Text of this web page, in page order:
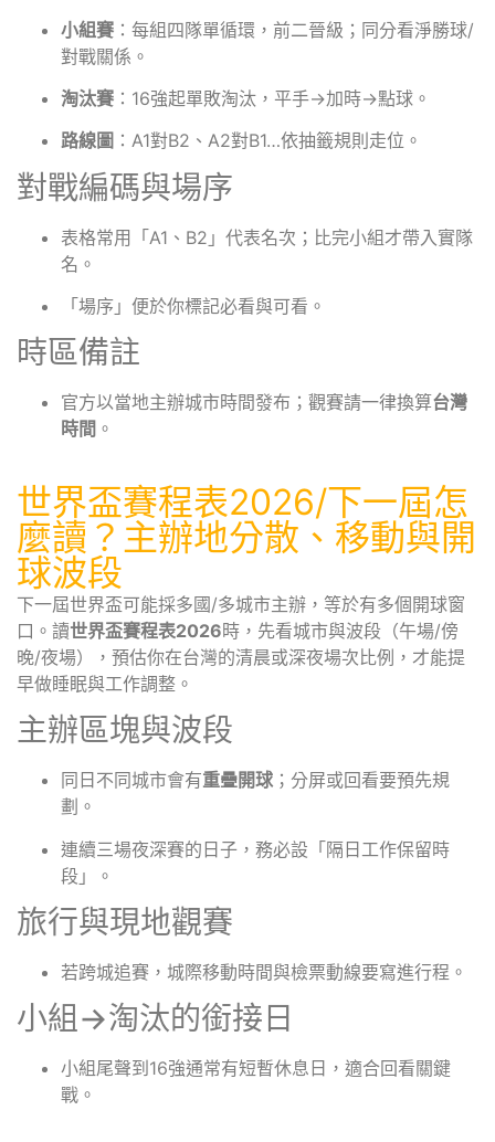
小組賽 ：每組四隊單循環，前二晉級；同分看淨勝球/
對戰關係。
淘汰賽 ：16強起單敗淘汰，平手→加時→點球。
路線圖 ：A1對B2、A2對B1…依抽籤規則走位。
對戰編碼與場序
表格常用「A1、B2」代表名次；比完小組才帶入實隊
名。
「場序」便於你標記必看與可看。
時區備註
官方以當地主辦城市時間發布；觀賽請一律換算台灣
時間 。
世界盃賽程表2026/下一屆怎
麼讀？主辦地分散、移動與開
球波段
下一屆世界盃可能採多國/多城市主辦，等於有多個開球窗
口。讀世界盃賽程表2026時，先看城市與波段（午場/傍
晚/夜場），預估你在台灣的清晨或深夜場次比例，才能提
早做睡眠與工作調整。
主辦區塊與波段
同日不同城市會有重疊開球；分屏或回看要預先規
劃。
連續三場夜深賽的日子，務必設「隔日工作保留時
段」。
旅行與現地觀賽
若跨城追賽，城際移動時間與檢票動線要寫進行程。
小組→淘汰的銜接日
小組尾聲到16強通常有短暫休息日，適合回看關鍵
戰。